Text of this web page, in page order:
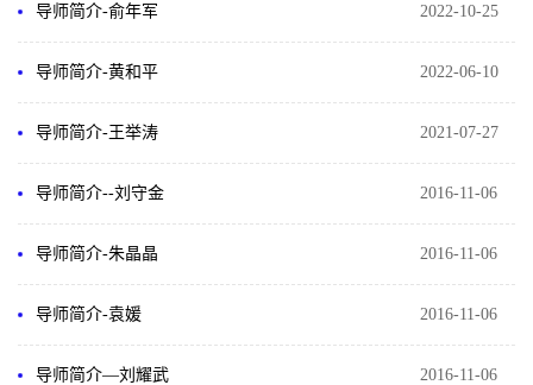
2022-10-25
导师简介-俞年军
2022-06-10
导师简介-黄和平
2021-07-27
导师简介-王举涛
2016-11-06
导师简介--刘守金
2016-11-06
导师简介-朱晶晶
2016-11-06
导师简介-袁媛
2016-11-06
导师简介―刘耀武